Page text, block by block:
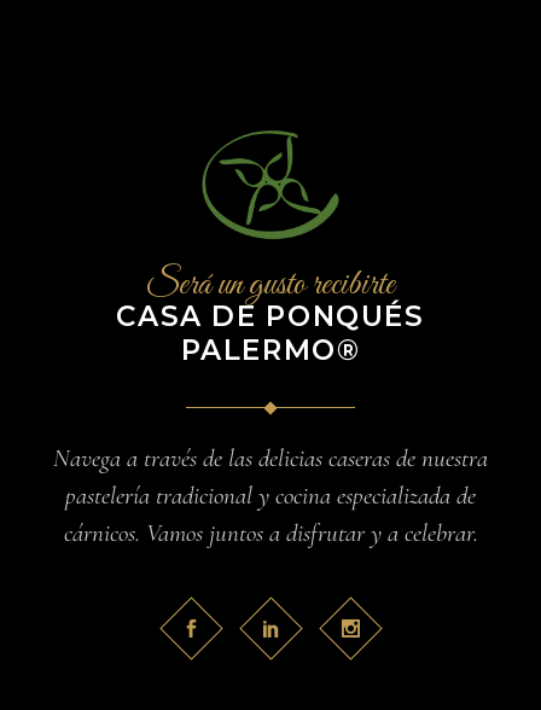
Será un gusto recibirte
CASA DE PONQUÉS
PALERMO®
Navega a través de las delicias caseras de nuestra
pastelería tradicional y cocina especializada de
cárnicos. Vamos juntos a disfrutar y a celebrar.